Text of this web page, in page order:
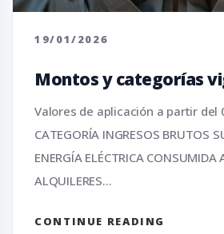
19/01/2026
Montos y categorías
Valores de aplicación a partir del
CATEGORÍA INGRESOS BRUTOS
ENERGÍA ELÉCTRICA CONSUMIDA
ALQUILERES...
CONTINUE READING